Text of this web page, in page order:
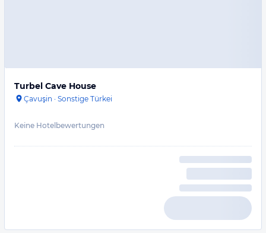
Turbel Cave House
Çavuşin · Sonstige Türkei
Keine Hotelbewertungen